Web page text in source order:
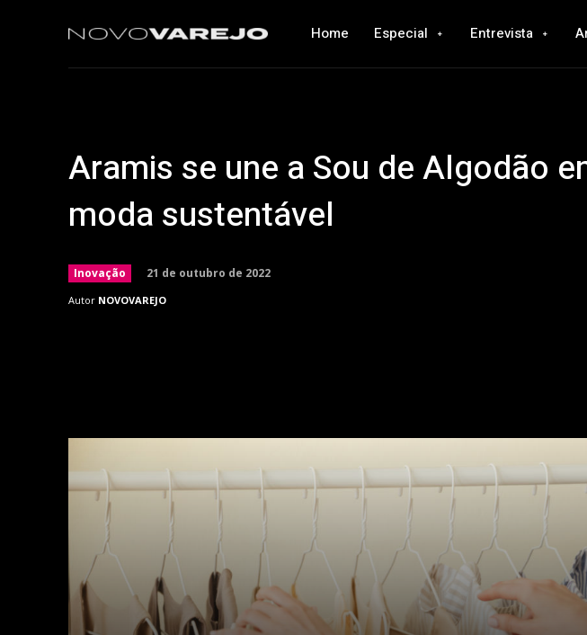
Home Especial Entrevista
Aramis se une a Sou de Algodão
moda sustentável
Inovação 21 de outubro de 2022
Autor NOVOVAREJO